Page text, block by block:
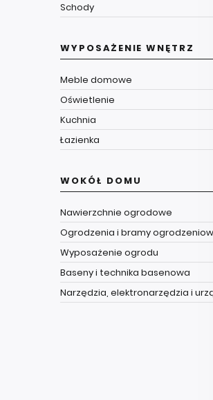
Schody
WYPOSAŻENIE WNĘTRZ
Meble domowe
Oświetlenie
Kuchnia
Łazienka
WOKÓŁ DOMU
Nawierzchnie ogrodowe
Ogrodzenia i bramy
Wyposażenie ogrodu
Baseny i technika basenowa
Narzędzia, elektronarzędzia i